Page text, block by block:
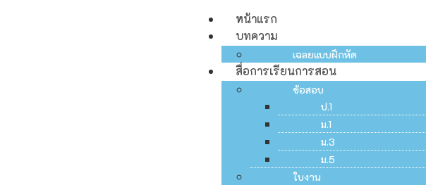
หน้าแรก
บทความ
เฉลยแบบฝึกหัด
สื่อการเรียนการสอน
ข้อสอบ
ป.1
ม.1
ม.3
ม.5
ใบงาน